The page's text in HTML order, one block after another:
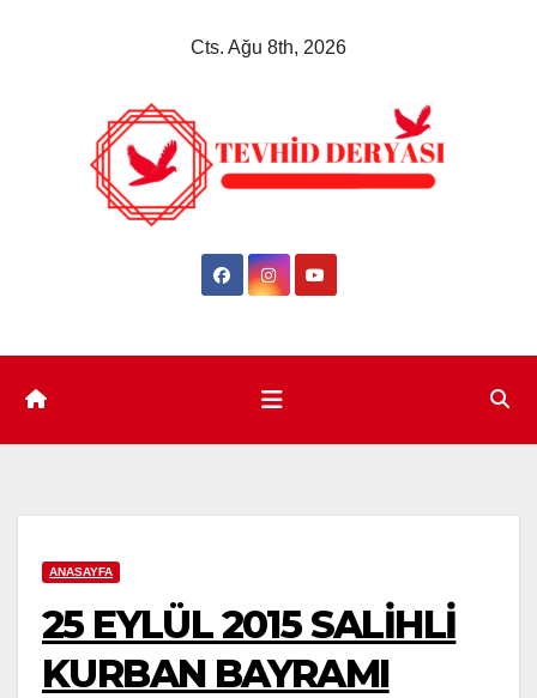
Cts. Ağu 8th, 2026
ANASAYFA
25 EYLÜL 2015 SALİHLİ
KURBAN BAYRAMI